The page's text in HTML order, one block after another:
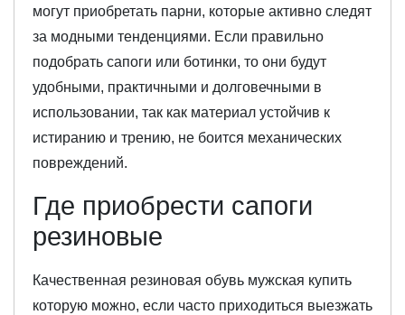
могут приобретать парни, которые активно следят
за модными тенденциями. Если правильно
подобрать сапоги или ботинки, то они будут
удобными, практичными и долговечными в
использовании, так как материал устойчив к
истиранию и трению, не боится механических
повреждений.
Где приобрести сапоги
резиновые
Качественная резиновая обувь мужская купить
которую можно, если часто приходиться выезжать